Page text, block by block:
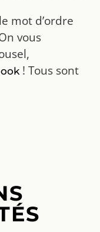
mot d’ordre
vous
! Tous sont